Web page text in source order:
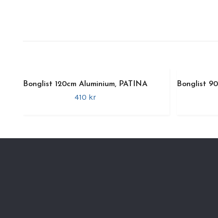
Bonglist 120cm Aluminium, PATINA
410 kr
Bonglist